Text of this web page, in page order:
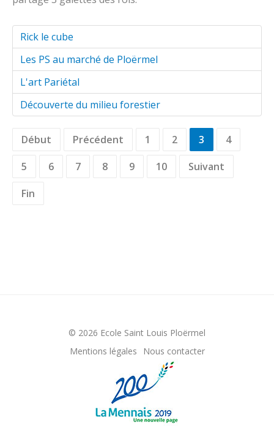
Rick le cube
Les PS au marché de Ploërmel
L'art Pariétal
Découverte du milieu forestier
Début Précédent 1 2 3
4
5
6 7 8 9 10
Suivant
Fin
© 2026 Ecole Saint Louis Ploërmel
Mentions légales
Nous contacter